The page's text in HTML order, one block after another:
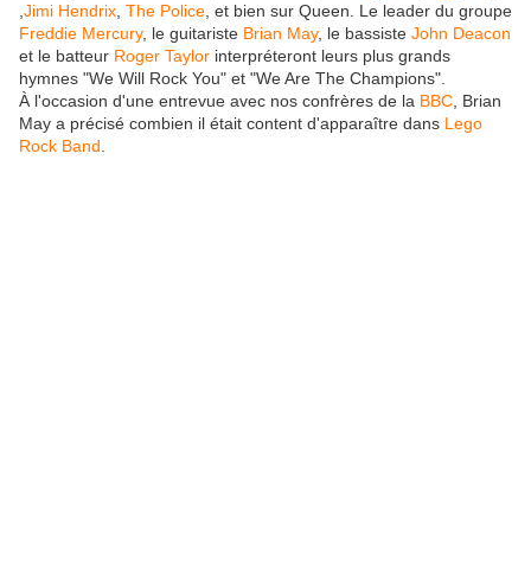
Jimi Hendrix The Police , et bien sur Queen. Le leader du groupe
Freddie Mercury, le guitariste Brian May, le bassiste John Deacon
et le batteur Roger Taylor interpréteront leurs plus grands
hymnes "We Will Rock You" et "We Are The Champions".
À l'occasion d'une entrevue avec nos confrères de la BBC , Brian
May a précisé combien il était content d'apparaître dans Lego
Rock Band